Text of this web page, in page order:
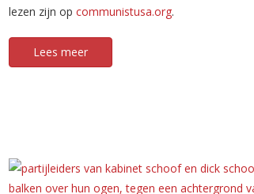
lezen zijn op communistusa.org.
Lees meer